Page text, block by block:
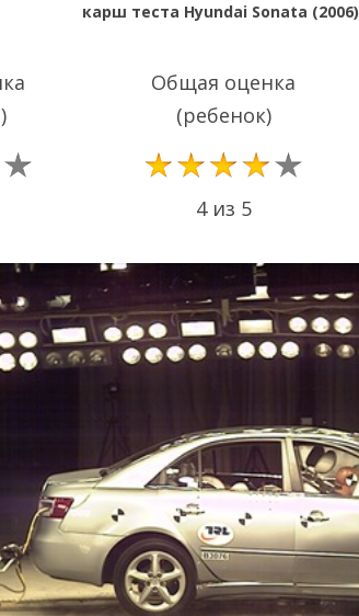
карш теста Hyundai Sonata (2006)
Общая оценка
(ребенок)
4 из 5